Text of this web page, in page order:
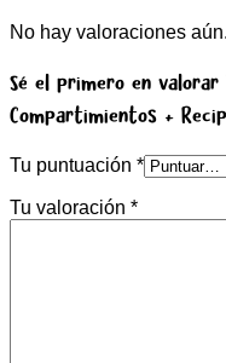
No hay valoraciones aún.
Sé el primero en valorar
Compartimientos +
Tu puntuación *
Tu valoración *